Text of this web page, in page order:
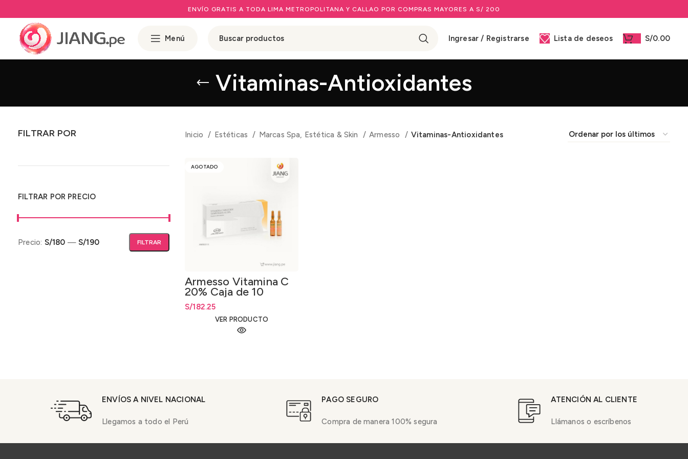
ENVÍO GRATIS A TODA LIMA METROPOLITANA Y CALLAO POR COMPRAS MAYORES A S/ 200
Menú Ingresar / Registrarse Lista de deseos S/0.00
Vitaminas-Antioxidantes
FILTRAR POR
FILTRAR POR PRECIO
Precio mínimo
Precio máximo FILTRAR
Precio: S/180 — S/190
Inicio Estéticas Marcas Spa, Estética & Skin Armesso Vitaminas-Antioxidantes
AGOTADO
Armesso Vitamina C
20% Caja de 10
Ampollas x 5ml.
S/182.25
VER PRODUCTO
ENVÍOS A NIVEL NACIONAL
Llegamos a todo el Perú
PAGO SEGURO
Compra de manera 100% segura
ATENCIÓN AL CLIENTE
Llámanos o escríbenos